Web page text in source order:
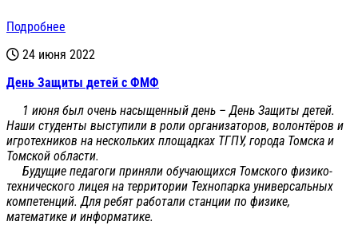
Подробнее
24 июня 2022
День Защиты детей с ФМФ
1 июня был очень насыщенный день – День Защиты детей.
Наши студенты выступили в роли организаторов, волонтёров и
игротехников на нескольких площадках ТГПУ, города Томска и
Томской области.
Будущие педагоги приняли обучающихся Томского физико-
технического лицея на территории Технопарка универсальных
компетенций. Для ребят работали станции по физике,
математике и информатике.